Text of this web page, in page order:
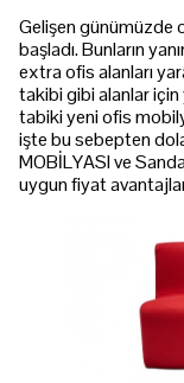
Gelişen günümüzde
başladı. Bunların
extra ofis alanları
takibi gibi alanlar
tabiki yeni ofis
işte bu sebepten
MOBİLYASI ve
uygun fiyat